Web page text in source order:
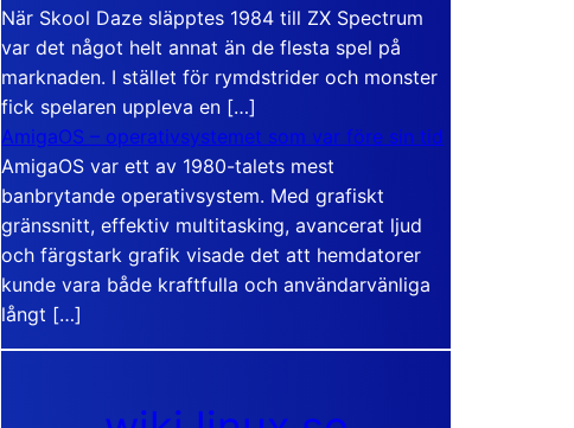
När Skool Daze släpptes 1984 till ZX Spectrum
var det något helt annat än de flesta spel på
marknaden. I stället för rymdstrider och monster
fick spelaren uppleva en […]
AmigaOS – operativsystemet som var före sin tid
AmigaOS var ett av 1980-talets mest
banbrytande operativsystem. Med grafiskt
gränssnitt, effektiv multitasking, avancerat ljud
och färgstark grafik visade det att hemdatorer
kunde vara både kraftfulla och användarvänliga
långt […]